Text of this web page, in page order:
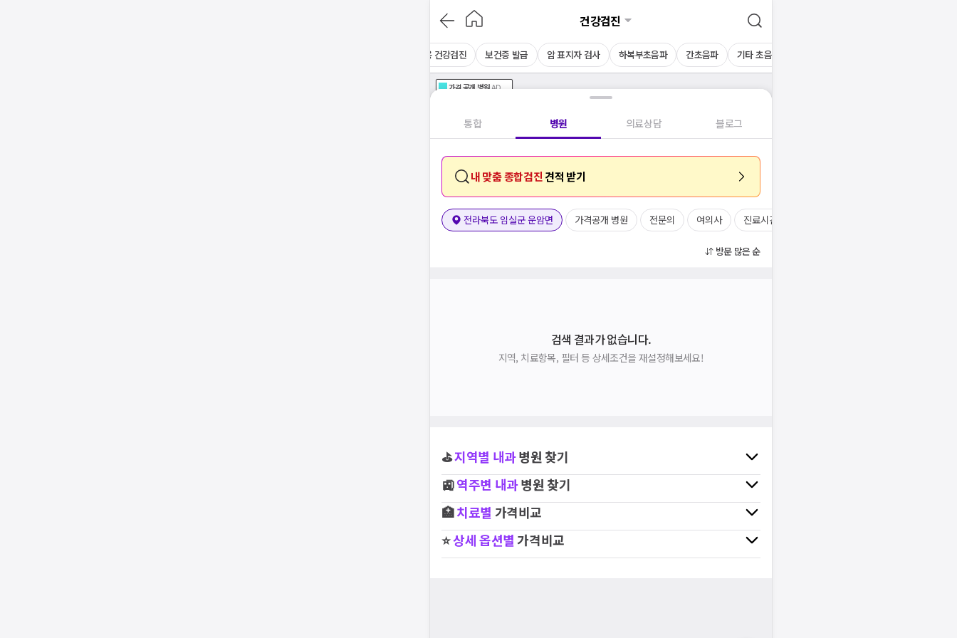
건강검진
채용 건강검진 보건증 발급 암 표지자 검사 하복부초음파 간초음파 기타 초음파
가격공개 병원AD
통합 병원 의료상담 블로그
내 맞춤 종합검진 견적 받기
전라북도 임실군 운암면 가격공개 병원 전문의 여의사 진료시간
방문 많은 순
검색 결과가 없습니다.
지역, 치료항목, 필터 등 상세조건을 재설정해보세요!
⛳지역별 내과병원 찾기
🚉역주변 내과병원 찾기
🏥치료별 가격비교
⭐상세 옵션별가격비교